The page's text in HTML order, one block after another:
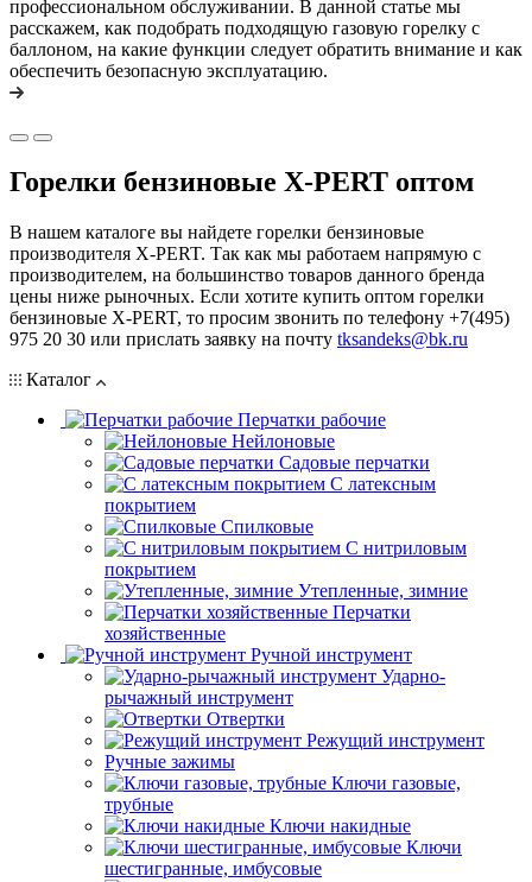
профессиональном обслуживании. В данной статье мы
расскажем, как подобрать подходящую газовую горелку с
баллоном, на какие функции следует обратить внимание и как
обеспечить безопасную эксплуатацию.
Горелки бензиновые X-PERT оптом
В нашем каталоге вы найдете горелки бензиновые
производителя X-PERT. Так как мы работаем напрямую с
производителем, на большинство товаров данного бренда
цены ниже рыночных. Если хотите купить оптом горелки
бензиновые X-PERT, то просим звонить по телефону +7(495)
975 20 30 или прислать заявку на почту tksandeks@bk.ru
Каталог
Перчатки рабочие
Нейлоновые
Садовые перчатки
С латексным
покрытием
Cпилковые
С нитриловым
покрытием
Утепленные, зимние
Перчатки
хозяйственные
Ручной инструмент
Ударно-
рычажный инструмент
Отвертки
Режущий инструмент
Ручные зажимы
Ключи газовые,
трубные
Ключи накидные
Ключи
шестигранные, имбусовые